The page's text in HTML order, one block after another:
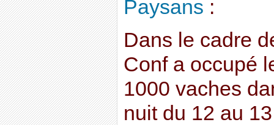
Paysans :
Dans le cadre
Conf a occupé
1000 vaches
nuit du 12 au